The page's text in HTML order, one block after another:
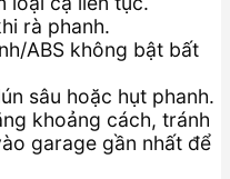
rà phanh.
ABS không bật bất
sâu hoặc hụt phanh.
khoảng cách, tránh
garage gần nhất để